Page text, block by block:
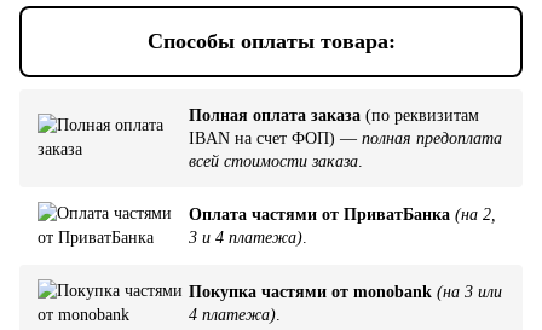
Способы оплаты товара:
Полная оплата заказа (по реквизитам
IBAN на счет ФОП) — полная предоплата
всей стоимости заказа
Оплата частями от ПриватБанка (на 2,
3 и 4 платежа)
Покупка частями от monobank (на 3 или
4 платежа)